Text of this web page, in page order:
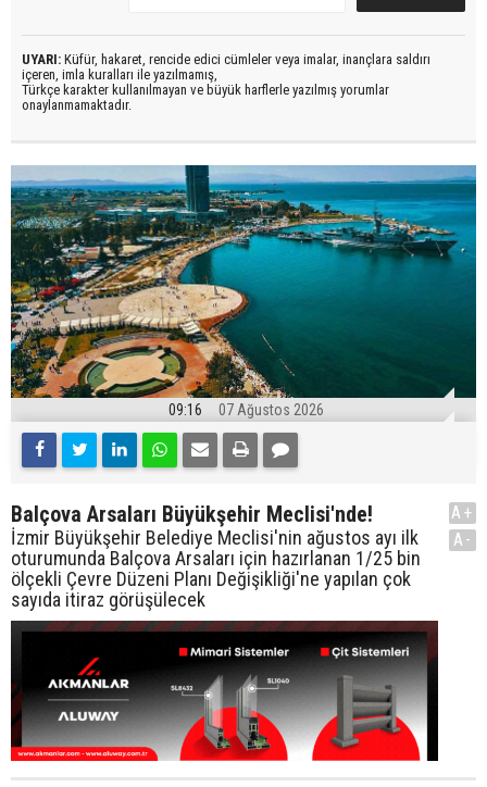
UYARI: Küfür, hakaret, rencide edici cümleler veya imalar, inançlara saldırı
içeren, imla kuralları ile yazılmamış,
Türkçe karakter kullanılmayan ve büyük harflerle yazılmış yorumlar
onaylanmamaktadır.
09:16 07 Ağustos 2026
Balçova Arsaları Büyükşehir Meclisi'nde!
İzmir Büyükşehir Belediye Meclisi'nin ağustos ayı ilk
oturumunda Balçova Arsaları için hazırlanan 1/25 bin
ölçekli Çevre Düzeni Planı Değişikliği'ne yapılan çok
sayıda itiraz görüşülecek
A+
A-